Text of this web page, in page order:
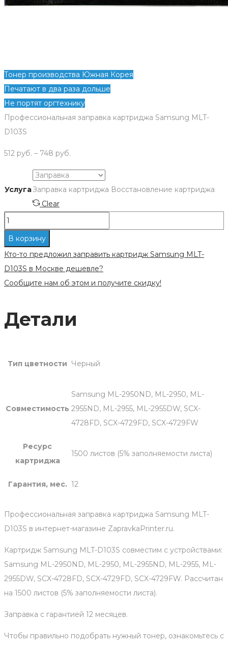
Тонер производства Южная Корея
Печатают в два раза дольше
Не портят оргтехнику
Профессиональная заправка картриджа Samsung MLT-
D103S
512 руб. – 748 руб.
УслугаЗаправка картриджа Восстановление картриджа
Clear
Количество
Заправка
картриджа
Samsung
В корзину
Кто-то предложил заправить картридж Samsung MLT-
D103S в Москве дешевле?
Сообщите нам об этом и получите скидку!
Детали
Тип цветности Черный
Совместимость
Samsung ML-2950ND, ML-2950, ML-
2955ND, ML-2955, ML-2955DW, SCX-
4728FD, SCX-4729FD, SCX-4729FW
Ресурс
картриджа
1500 листов (5% заполняемости листа)
Гарантия, мес. 12
Профессиональная заправка картриджа Samsung MLT-
D103S в интернет-магазине ZapravkaPrinter.ru.
Картридж Samsung MLT-D103S совместим с устройствами:
Samsung ML-2950ND, ML-2950, ML-2955ND, ML-2955, ML-
2955DW, SCX-4728FD, SCX-4729FD, SCX-4729FW. Рассчитан
на 1500 листов (5% заполняемости листа).
Заправка с гарантией 12 месяцев.
Чтобы правильно подобрать нужный тонер, ознакомьтесь с